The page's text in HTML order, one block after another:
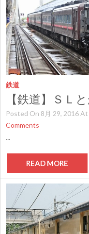
鉄道
【鉄道】ＳＬ
Posted On 8月 29, 2016
Comments
...
READ MORE